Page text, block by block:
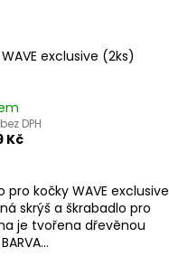
exclusive (2ks)
DPH
Kč
kočky WAVE exclusive
skrýš a škrabadlo pro
je tvořena dřevěnou